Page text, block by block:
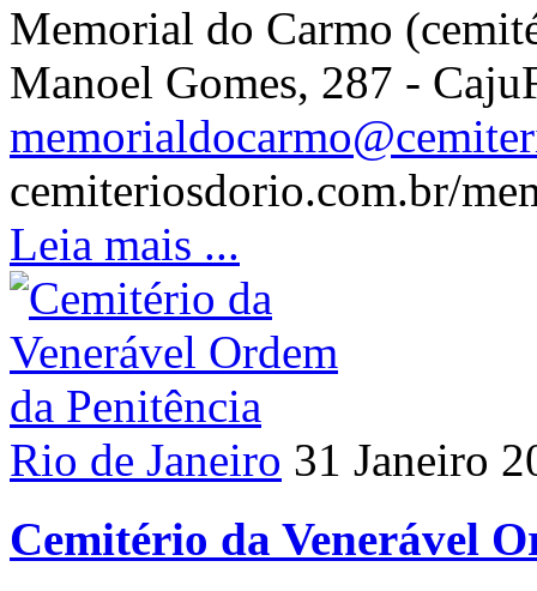
Memorial do Carmo
Manoel Gomes, 287 -
cemiteriosdorio.com.br/
Leia mais ...
Rio de Janeiro 31 Janeiro
Cemitério da Venerável